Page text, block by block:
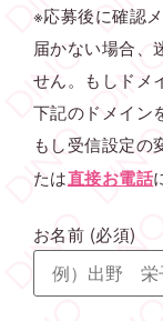
※応募後に確認
届かない場合、
せん。もしドメ
下記のドメイン
もし受信設定の
たは直接お電話
お名前 (必須)